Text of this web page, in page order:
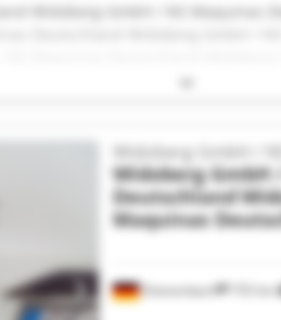
Widoberg GmbH / NS Maquinas
/ NS Maquinas Deutschland
Widoberg GmbH / NS Maquinas
Deutschland Widoberg GmbH /
Dietzenbach 755 km
Widoberg GmbH /
Widoberg GmbH
Deutschland
Maquinas